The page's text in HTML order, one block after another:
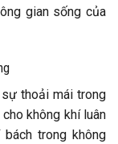
gian sống của
thoải mái trong
không khí luân
trong không